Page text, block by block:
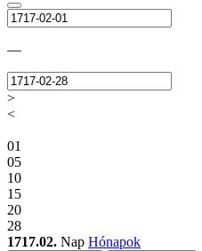
—
>
<
01
05
10
15
20
28
1717.02. Nap Hónapok